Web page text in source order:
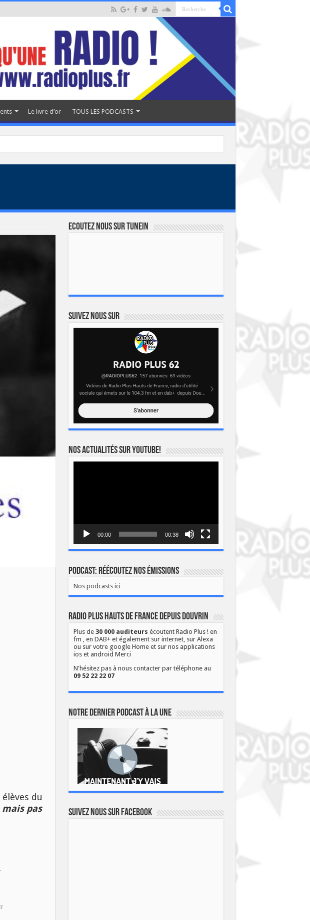
Le livre d’or TOUS LES PODCASTS
du
pas
Ecoutez nous sur TuneIn
Suivez nous sur
Nos actualités sur YOUTUBE!
00:00 00:38
Podcast: Réécoutez nos émissions
Nos podcasts ici
Radio Plus Hauts de France depuis Douvrin
Plus de 30 000 auditeurs écoutent Radio Plus ! en
fm , en DAB+ et également sur internet, sur Alexa
ou sur votre google Home et sur nos applications
ios et android Merci
N'hésitez pas à nous contacter par téléphone au
09 52 22 22 07
Notre dernier podcast à la une
Suivez nous sur Facebook